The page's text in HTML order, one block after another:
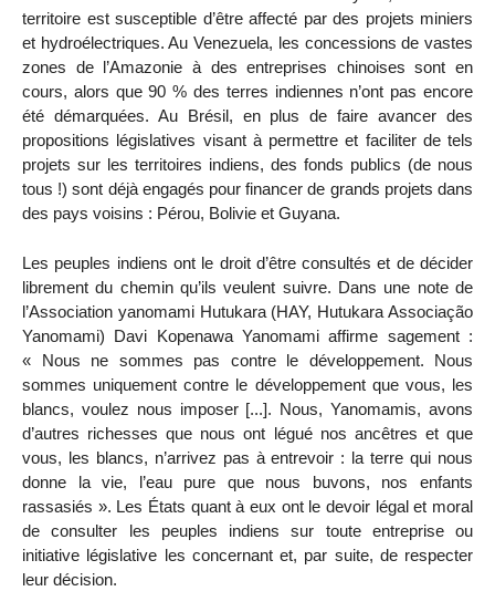
territoire est susceptible d’être affecté par des projets miniers
et hydroélectriques. Au Venezuela, les concessions de vastes
zones de l’Amazonie à des entreprises chinoises sont en
cours, alors que 90 % des terres indiennes n’ont pas encore
été démarquées. Au Brésil, en plus de faire avancer des
propositions législatives visant à permettre et faciliter de tels
projets sur les territoires indiens, des fonds publics (de nous
tous !) sont déjà engagés pour financer de grands projets dans
des pays voisins : Pérou, Bolivie et Guyana.
Les peuples indiens ont le droit d’être consultés et de décider
librement du chemin qu’ils veulent suivre. Dans une note de
l’Association yanomami Hutukara (HAY, Hutukara Associação
Yanomami) Davi Kopenawa Yanomami affirme sagement :
« Nous ne sommes pas contre le développement. Nous
sommes uniquement contre le développement que vous, les
blancs, voulez nous imposer [...]. Nous, Yanomamis, avons
d’autres richesses que nous ont légué nos ancêtres et que
vous, les blancs, n’arrivez pas à entrevoir : la terre qui nous
donne la vie, l’eau pure que nous buvons, nos enfants
rassasiés ». Les États quant à eux ont le devoir légal et moral
de consulter les peuples indiens sur toute entreprise ou
initiative législative les concernant et, par suite, de respecter
leur décision.